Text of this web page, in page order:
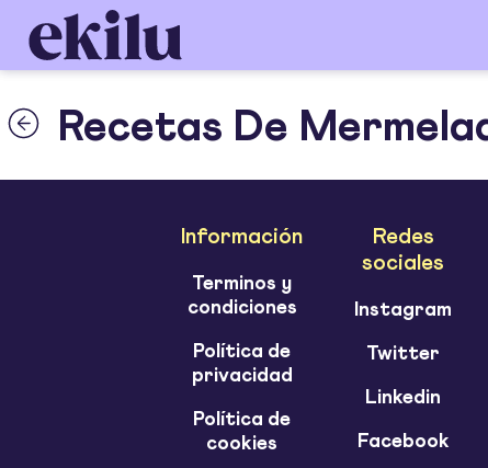
Recetas De
Información
Terminos y
condiciones
Política de
privacidad
Política de
cookies
Redes
sociales
Instagram
Twitter
Linkedin
Facebook